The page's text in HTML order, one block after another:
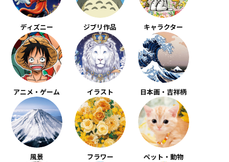
ディズニー ジブリ作品 キャラクター
アニメ・ゲーム イラスト 日本画・吉祥柄
風景 フラワー ペット・動物